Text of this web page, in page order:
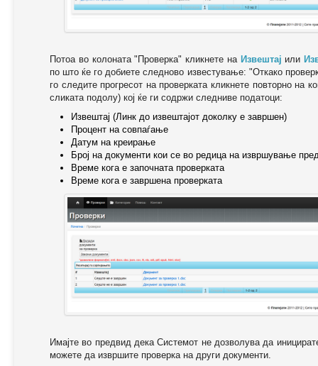
Потоа во колоната "Проверка" кликнете на Извештај или
по што ќе го добиете следново известување: "Oткако
го следите прогресот на проверката кликнете повторно на
сликата подолу) кој ќе ги содржи следниве податоци:
Извештај (Линк до извештајот доколку е завршен)
Процент на совпаѓање
Датум на креирање
Број на документи кои се во редица на извршување
Време кога е започната проверката
Време кога е завршена проверката
Имајте во предвид дека Системот не дозволува да
можете да извршите проверка на други документи.